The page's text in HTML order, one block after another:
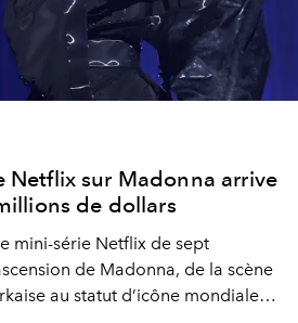
Netflix sur Madonna arrive
de dollars
mini-série Netflix de sept
de Madonna, de la scène
au statut d’icône mondiale